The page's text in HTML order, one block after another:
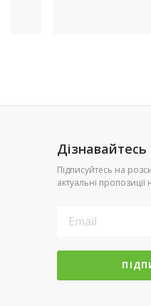
Підписуйтесь на
актуальні